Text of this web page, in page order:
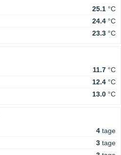
25.1 °C
24.4 °C
23.3 °C
11.7 °C
12.4 °C
13.0 °C
4 tage
3 tage